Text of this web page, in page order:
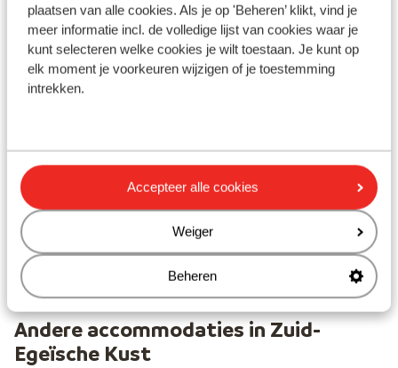
plaatsen van alle cookies. Als je op 'Beheren’ klikt, vind je
meer informatie incl. de volledige lijst van cookies waar je
kunt selecteren welke cookies je wilt toestaan. Je kunt op
elk moment je voorkeuren wijzigen of je toestemming
intrekken.
Accepteer alle cookies
Weiger
Beheren
8.8 Fantastisch
Appartementen Verona
Marmaris Zuid-Egeïsche Kust Turkije
Gezellige boulevard binnen handbereik
Vr 2 Okt. - Wo 7 Okt.
Logies 2pers. € 412
Bekijk
Vr
Andere accommodaties in Zuid-
Egeïsche Kust